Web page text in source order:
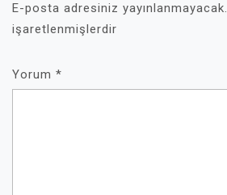
E-posta adresiniz yayınlanmayacak.
işaretlenmişlerdir
Yorum *